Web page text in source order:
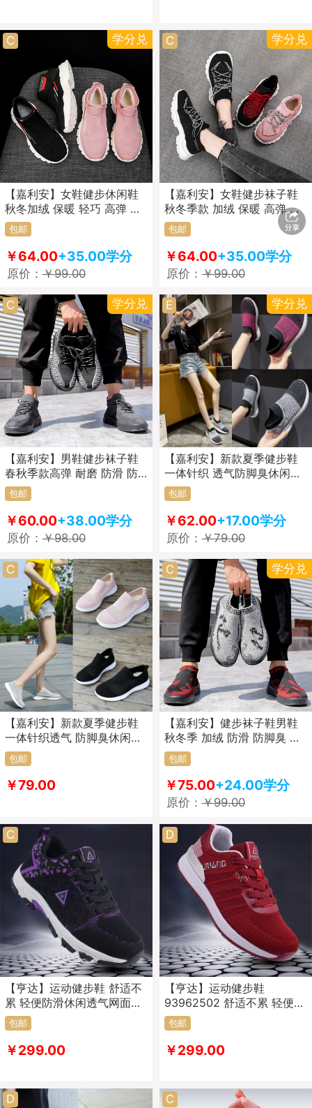
C 学分兑
【嘉利安】女鞋健步休闲鞋
秋冬加绒 保暖 轻巧 高弹 耐
磨 防滑 防脚臭 袜子鞋 195
加绒款
包邮
￥64.00+35.00学分
原价：￥99.00
C 学分兑
【嘉利安】女鞋健步袜子鞋
秋冬季款 加绒 保暖 高弹 耐
磨 防滑 防脚臭 运动休闲
193加绒款
包邮
￥64.00+35.00学分
原价：￥99.00
C 学分兑
【嘉利安】男鞋健步袜子鞋
春秋季款高弹 耐磨 防滑 防
脚臭 运动休闲 198款
包邮
￥60.00+38.00学分
原价：￥98.00
E 学分兑
【嘉利安】新款夏季健步鞋
一体针织 透气防脚臭休闲鞋
女款302款
包邮
￥62.00+17.00学分
原价：￥79.00
C
【嘉利安】新款夏季健步鞋
一体针织透气 防脚臭休闲鞋
女款 303款
包邮
￥79.00
C 学分兑
【嘉利安】健步袜子鞋男鞋
秋冬季 加绒 防滑 防脚臭 轻
盈 舒适 保暖 针织 192加绒
款
包邮
￥75.00+24.00学分
原价：￥99.00
C
【亨达】运动健步鞋 舒适不
累 轻便防滑休闲透气网面单
鞋包邮
￥299.00
D
【亨达】运动健步鞋
93962502 舒适不累 轻便防
滑休闲透气网面单鞋
包邮
￥299.00
D C